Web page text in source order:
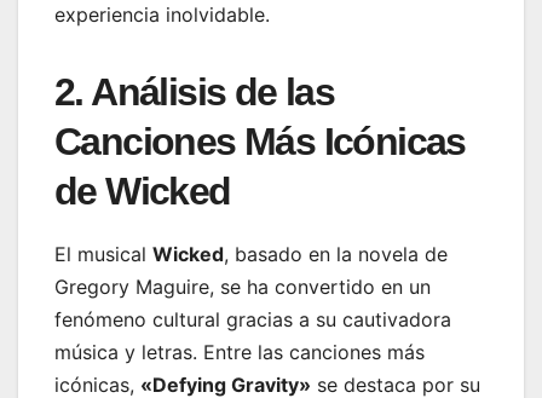
experiencia inolvidable.
2. Análisis de las
Canciones Más Icónicas
de Wicked
El musical Wicked, basado en la novela de
Gregory Maguire, se ha convertido en un
fenómeno cultural gracias a su cautivadora
música y letras. Entre las canciones más
icónicas, «Defying Gravity» se destaca por su